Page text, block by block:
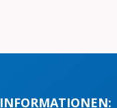
INFORMATIONEN: